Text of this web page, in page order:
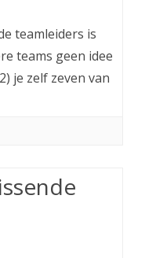
teamleiders is
teams geen idee
je zelf zeven van